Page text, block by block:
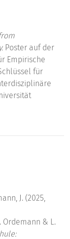
Poster auf der
Empirische
für
J. (2025,
Ordemann & L.